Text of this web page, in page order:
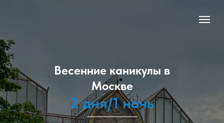
Весенние каникулы в
Москве
2 дня/1 ночь